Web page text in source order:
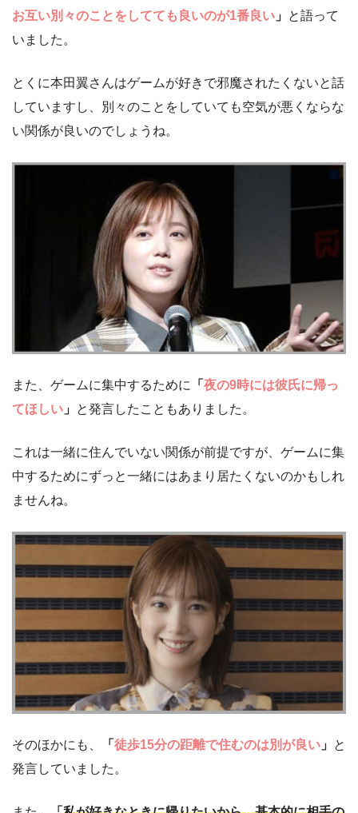
お互い別々のことをしてても良いのが1番良い 」 と語って
いました。
とくに本田翼さんはゲームが好きで邪魔されたくないと話
していますし、別々のことをしていても空気が悪くならな
い関係が良いのでしょうね。
また、ゲームに集中するために 「 夜の9時には彼氏に帰っ
てほしい 」 と発言したこともありました。
これは一緒に住んでいない関係が前提ですが、ゲームに集
中するためにずっと一緒にはあまり居たくないのかもしれ
ませんね。
そのほかにも、 「 徒歩15分の距離で住むのは別が良い 」 と
発言していました。